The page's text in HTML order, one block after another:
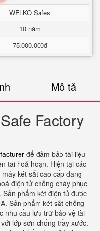
WELKO Safes
10 năm
75.000.000đ
Mô tả
Factory
để đảm bảo tài liệu
tai hoả hoạn. Hiện tại các
két sắt cao cấp đang
điện tử chống cháy phục
Sản phẩm két điện tủ được
Sản phẩm két sắt chống
nhu cầu lưu trữ bảo vệ tài
lớp sơn chống trầy xước.